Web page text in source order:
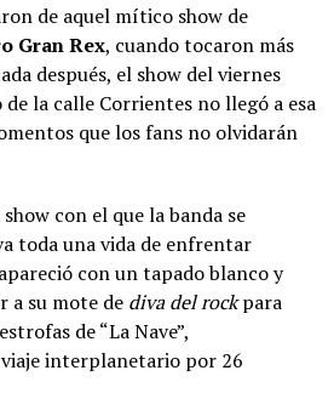
de aquel mítico show de
Gran Rex, cuando tocaron más
después, el show del viernes
la calle Corrientes no llegó a esa
que los fans no olvidarán
con el que la banda se
toda una vida de enfrentar
con un tapado blanco y
a su mote de diva del rockpara
de “La Nave”,
interplanetario por 26